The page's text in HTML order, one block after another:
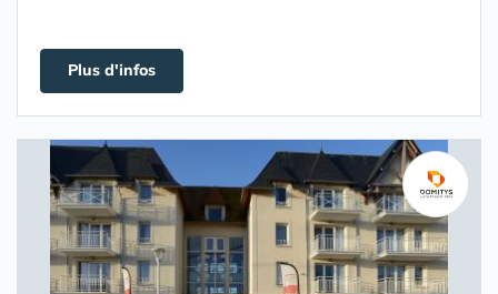
Plus d'infos